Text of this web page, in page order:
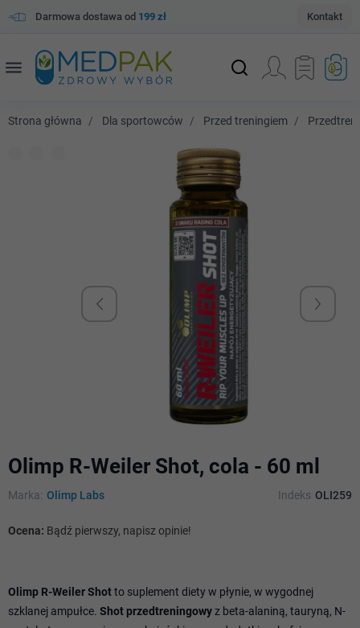
Darmowa dostawa od 199 zł Kontakt
menu
Strona główna Dla sportowców Przed treningiem
Olimp R-Weiler Shot, cola - 60 ml
Marka: Olimp Labs Indeks OLI259
Ocena: Bądź pierwszy, napisz opinie!
Olimp R-Weiler Shotto suplement diety w płynie, w wygodnej
szklanej ampułce. Shot przedtreningowyz beta-alaniną, tauryną, N-